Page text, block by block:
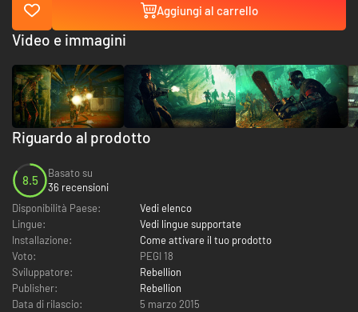
Aggiungi al carrello
Riguardo al prodotto
8.5
Basato su
36 recensioni
Disponibilità Paese:
Vedi elenco
Lingue:
Vedi lingue supportate
Installazione:
Come attivare il tuo prodotto
Voto:
PEGI 18
Sviluppatore:
Rebellion
Publisher:
Rebellion
Data di rilascio:
5 marzo 2015
Video e immagini